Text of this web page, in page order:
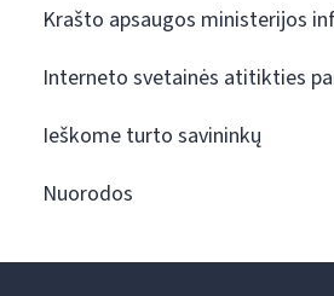
Krašto apsaugos ministerijos
Interneto svetainės atitikties
Ieškome turto savininkų
Nuorodos